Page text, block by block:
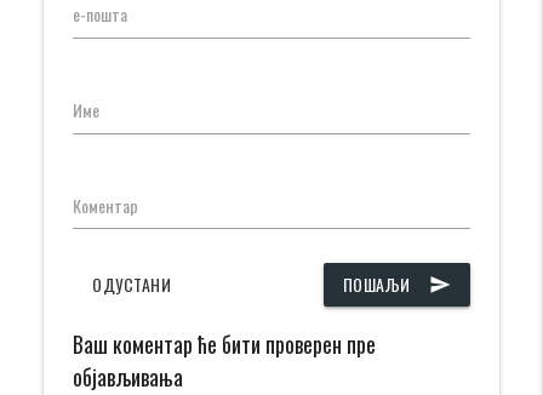
е-пошта
Име
Коментар
ПОШАЉИ send
ОДУСТАНИ
Ваш коментар ће бити проверен пре
објављивања